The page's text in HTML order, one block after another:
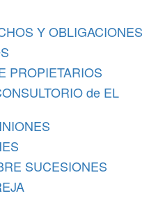
Y OBLIGACIONES
PROPIETARIOS
de EL
SUCESIONES